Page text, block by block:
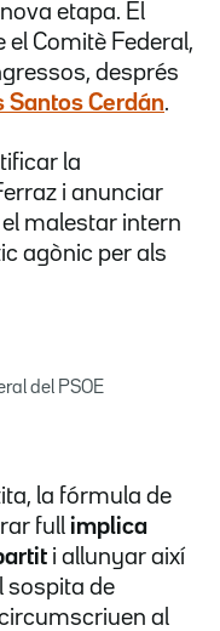
etapa. El
el Comitè Federal,
després
Santos Cerdán.
la
i anunciar
malestar intern
agònic per als
del PSOE
la fórmula de
full implica
i allunyar així
sospita de
al